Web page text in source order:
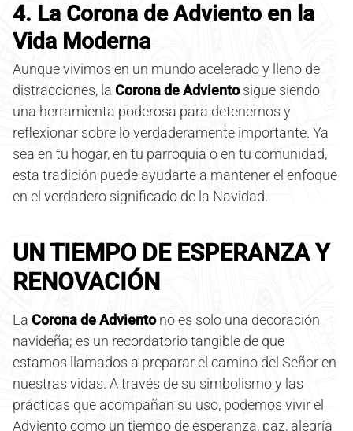
4. La Corona de Adviento en la
Vida Moderna
Aunque vivimos en un mundo acelerado y lleno de
distracciones, la Corona de Advientosigue siendo
una herramienta poderosa para detenernos y
reflexionar sobre lo verdaderamente importante. Ya
sea en tu hogar, en tu parroquia o en tu comunidad,
esta tradición puede ayudarte a mantener el enfoque
en el verdadero significado de la Navidad.
UN TIEMPO DE ESPERANZA Y
RENOVACIÓN
La Corona de Advientono es solo una decoración
navideña; es un recordatorio tangible de que
estamos llamados a preparar el camino del Señor en
nuestras vidas. A través de su simbolismo y las
prácticas que acompañan su uso, podemos vivir el
Adviento como un tiempo de esperanza, paz, alegría